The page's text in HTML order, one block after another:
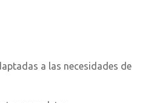
a las necesidades de